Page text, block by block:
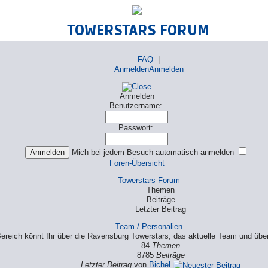
TOWERSTARS FORUM
FAQ |
AnmeldenAnmelden
Anmelden
Benutzername:
Passwort:
Mich bei jedem Besuch automatisch anmelden
Foren-Übersicht
Towerstars Forum
Themen
Beiträge
Letzter Beitrag
Team / Personalien
könnt Ihr über die Ravensburg Towerstars, das aktuelle Team und
84 Themen
8785 Beiträge
Letzter Beitrag von Bichel